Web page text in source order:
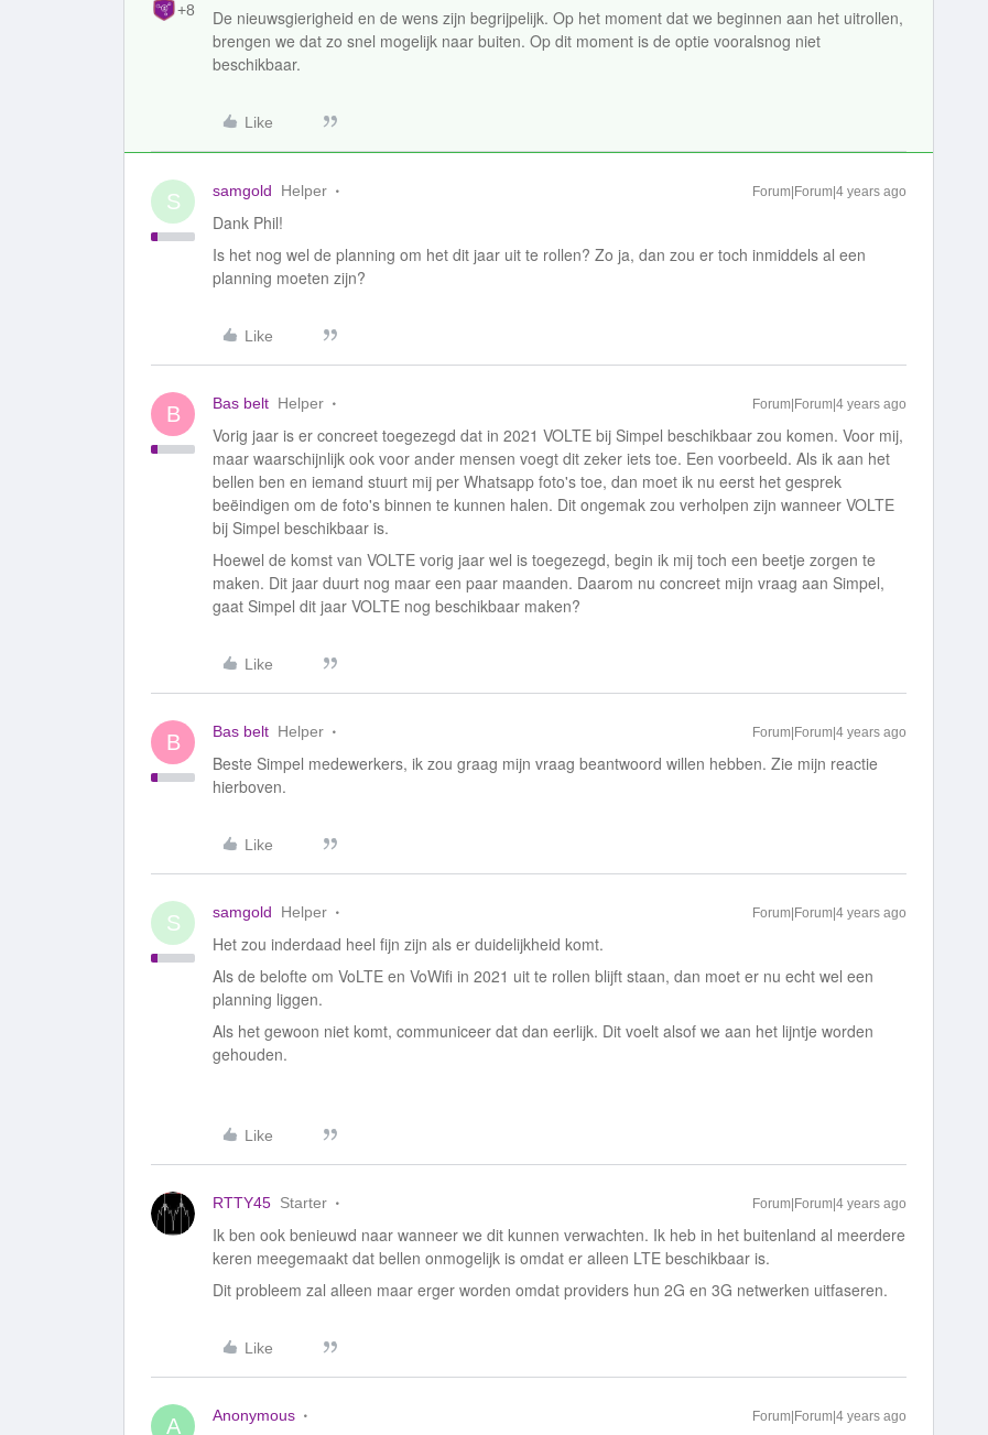
+8
De nieuwsgierigheid en de wens zijn begrijpelijk. Op het moment dat we beginnen aan het uitrollen,
brengen we dat zo snel mogelijk naar buiten. Op dit moment is de optie vooralsnog niet
beschikbaar.
Like
S samgold Helper Forum|Forum|4 years ago
Dank Phil!
Is het nog wel de planning om het dit jaar uit te rollen? Zo ja, dan zou er toch inmiddels al een
planning moeten zijn?
Like
B Bas belt Helper Forum|Forum|4 years ago
Vorig jaar is er concreet toegezegd dat in 2021 VOLTE bij Simpel beschikbaar zou komen. Voor mij,
maar waarschijnlijk ook voor ander mensen voegt dit zeker iets toe. Een voorbeeld. Als ik aan het
bellen ben en iemand stuurt mij per Whatsapp foto's toe, dan moet ik nu eerst het gesprek
beëindigen om de foto's binnen te kunnen halen. Dit ongemak zou verholpen zijn wanneer VOLTE
bij Simpel beschikbaar is.
Hoewel de komst van VOLTE vorig jaar wel is toegezegd, begin ik mij toch een beetje zorgen te
maken. Dit jaar duurt nog maar een paar maanden. Daarom nu concreet mijn vraag aan Simpel,
gaat Simpel dit jaar VOLTE nog beschikbaar maken?
Like
B Bas belt Helper Forum|Forum|4 years ago
Beste Simpel medewerkers, ik zou graag mijn vraag beantwoord willen hebben. Zie mijn reactie
hierboven.
Like
S samgold Helper Forum|Forum|4 years ago
Het zou inderdaad heel fijn zijn als er duidelijkheid komt.
Als de belofte om VoLTE en VoWifi in 2021 uit te rollen blijft staan, dan moet er nu echt wel een
planning liggen.
Als het gewoon niet komt, communiceer dat dan eerlijk. Dit voelt alsof we aan het lijntje worden
gehouden.
Like
RTTY45 Starter Forum|Forum|4 years ago
Ik ben ook benieuwd naar wanneer we dit kunnen verwachten. Ik heb in het buitenland al meerdere
keren meegemaakt dat bellen onmogelijk is omdat er alleen LTE beschikbaar is.
Dit probleem zal alleen maar erger worden omdat providers hun 2G en 3G netwerken uitfaseren.
Like
A Anonymous Forum|Forum|4 years ago